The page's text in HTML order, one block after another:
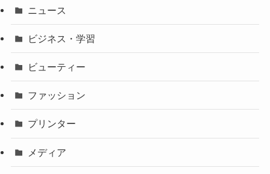
ニュース
ビジネス・学習
ビューティー
ファッション
プリンター
メディア